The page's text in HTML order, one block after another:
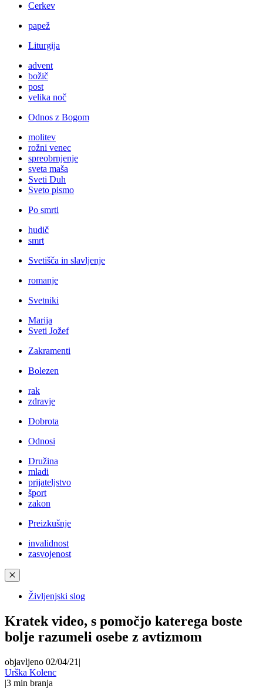
Cerkev
papež
Liturgija
advent
božič
post
velika noč
Odnos z Bogom
molitev
rožni venec
spreobrnjenje
sveta maša
Sveti Duh
Sveto pismo
Po smrti
hudič
smrt
Svetišča in slavljenje
romanje
Svetniki
Marija
Sveti Jožef
Zakramenti
Bolezen
rak
zdravje
Dobrota
Odnosi
Družina
mladi
prijateljstvo
šport
zakon
Preizkušnje
invalidnost
zasvojenost
✕
Življenjski slog
Kratek video, s pomočjo katerega boste
bolje razumeli osebe z avtizmom
objavljeno 02/04/21 |
Urška Kolenc
|3 min branja